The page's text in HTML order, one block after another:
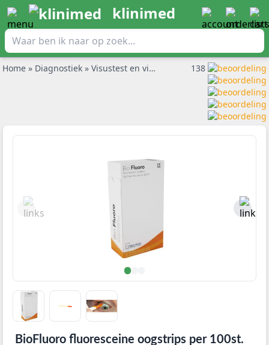
klinimed
Home » Diagnostiek » Visustest en visuskaarten »BioFluoro
138
BioFluoro fluoresceine oogstrips per 100st.